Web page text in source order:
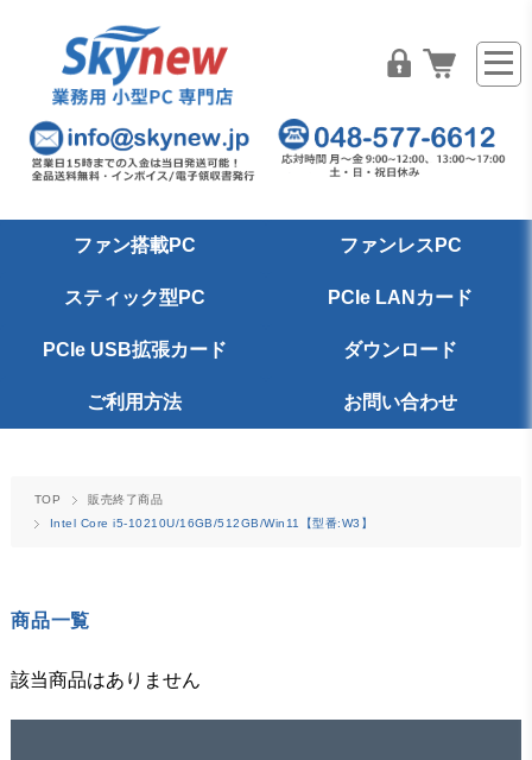
ファン搭載PC ファンレスPC
スティック型PC PCIe LANカード
PCIe USB拡張カード ダウンロード
ご利用方法 お問い合わせ
TOP
販売終了商品
Intel Core i5-10210U/16GB/512GB/Win11【型番:W3】
商品一覧
該当商品はありません